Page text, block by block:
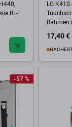
BL-
LG
Rahmen
17,40 €
-57 %